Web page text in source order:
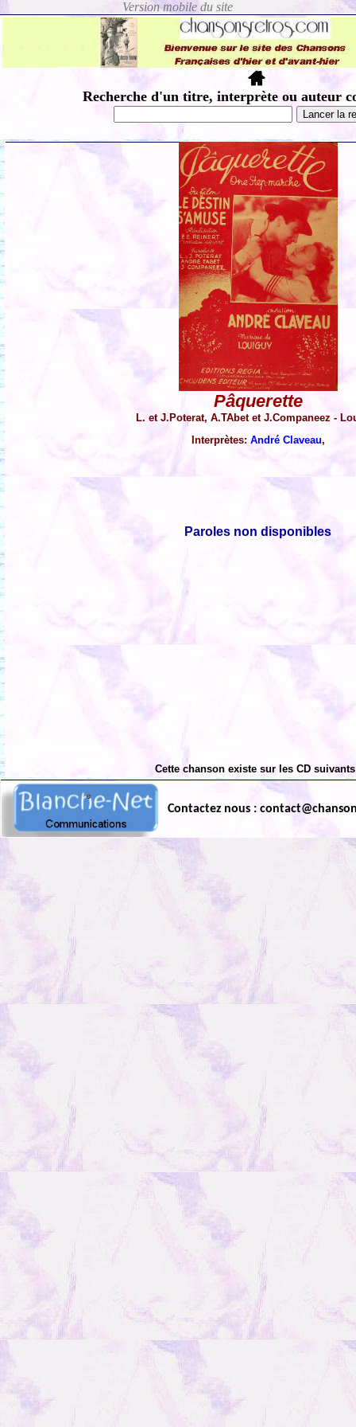
Recherche d'un titre, interprète ou auteur
Pâquerette
L. et J.Poterat, A.TAbet et J.Companeez -
Interprètes: André Claveau,
Paroles non disponibles
Cette chanson existe sur les CD
Contactez nous :